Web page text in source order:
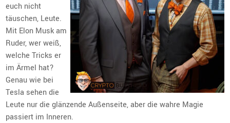
euch nicht
täuschen, Leute.
Mit Elon Musk am
Ruder, wer weiß,
welche Tricks er
im Ärmel hat?
Genau wie bei
Tesla sehen die
Leute nur die glänzende Außenseite, aber die wahre Magie
passiert im Inneren.